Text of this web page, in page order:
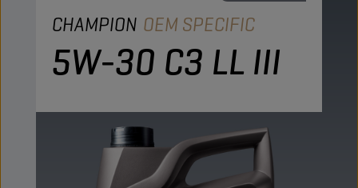
CHAMPION OEM SPECIFIC
5W-30 C3 LL III